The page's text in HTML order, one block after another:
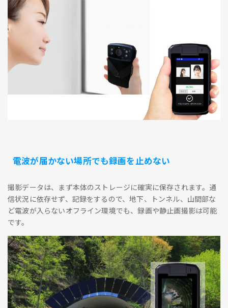
電波が届かない場所でも録画を止めない
撮影データは、まず本体のストレージに確実に保存されます。通
信状況に依存せず、記録をするので、地下、トンネル、山間部な
ど電波が入らないオフライン環境でも、録画や静止画撮影は可能
です。